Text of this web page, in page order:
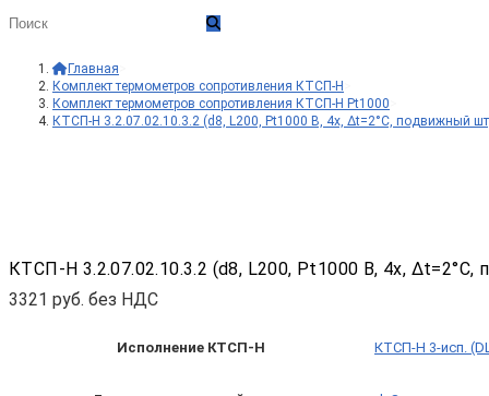
Главная
Комплект термометров сопротивления КТСП-Н
Комплект термометров сопротивления КТСП-Н Pt1000
КТСП-Н 3.2.07.02.10.3.2 (d8, L200, Pt1000 B, 4х, Δt=2°C, подвижный
КТСП-Н 3.2.07.02.10.3.2 (d8, L200, Pt1000 B, 4х,
3321 руб. без НДС
Исполнение КТСП-Н КТСП-Н 3-исп.